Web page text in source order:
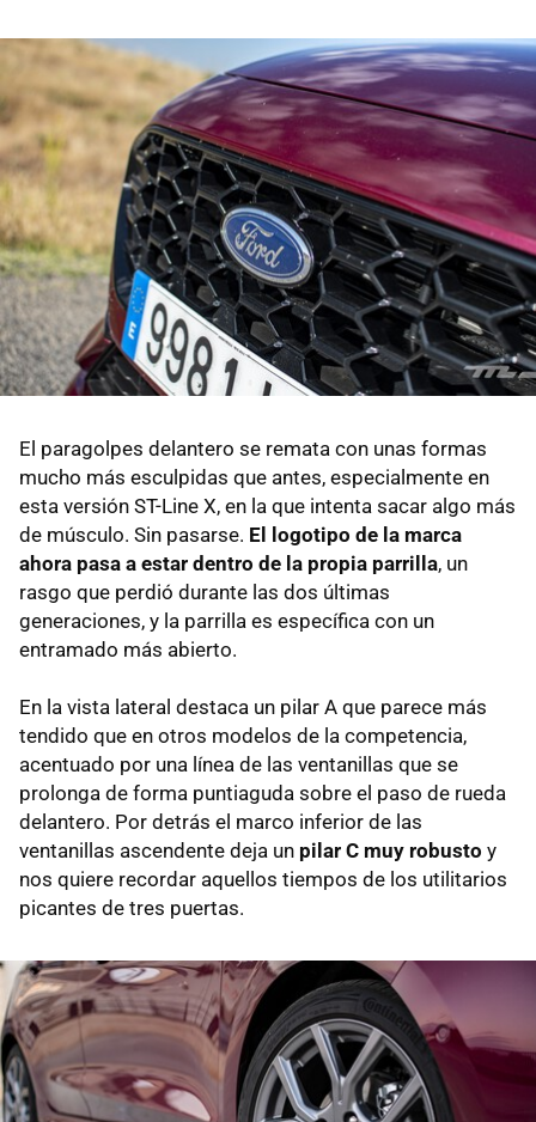
El paragolpes delantero se remata con unas formas
mucho más esculpidas que antes, especialmente en
esta versión ST-Line X, en la que intenta sacar algo más
de músculo. Sin pasarse. El logotipo de la marca
ahora pasa a estar dentro de la propia parrilla, un
rasgo que perdió durante las dos últimas
generaciones, y la parrilla es específica con un
entramado más abierto.
En la vista lateral destaca un pilar A que parece más
tendido que en otros modelos de la competencia,
acentuado por una línea de las ventanillas que se
prolonga de forma puntiaguda sobre el paso de rueda
delantero. Por detrás el marco inferior de las
ventanillas ascendente deja un pilar C muy robusto y
nos quiere recordar aquellos tiempos de los utilitarios
picantes de tres puertas.